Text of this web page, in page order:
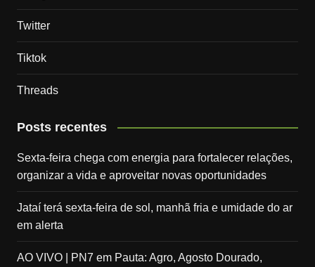
Twitter
Tiktok
Threads
Posts recentes
Sexta-feira chega com energia para fortalecer relações,
organizar a vida e aproveitar novas oportunidades
Jataí terá sexta-feira de sol, manhã fria e umidade do ar
em alerta
AO VIVO | PN7 em Pauta: Agro, Agosto Dourado,